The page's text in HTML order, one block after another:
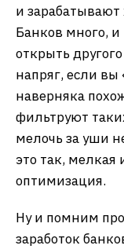
и
Банков много, и
открыть
напряг, если вы
наверняка
фильтруют
мелочь за уши
это так, мелкая
оптимизация.
Ну и помним
заработок